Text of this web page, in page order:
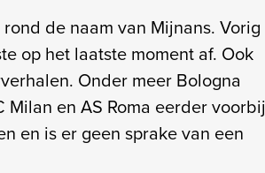
de naam van Mijnans. Vorig
op het laatste moment af. Ook
Onder meer Bologna
en AS Roma eerder voorbij
en is er geen sprake van een